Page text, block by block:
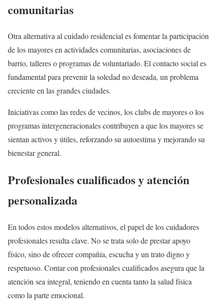
comunitarias
Otra alternativa al cuidado residencial es fomentar la participación
de los mayores en actividades comunitarias, asociaciones de
barrio, talleres o programas de voluntariado. El contacto social es
fundamental para prevenir la soledad no deseada, un problema
creciente en las grandes ciudades.
Iniciativas como las redes de vecinos, los clubs de mayores o los
programas intergeneracionales contribuyen a que los mayores se
sientan activos y útiles, reforzando su autoestima y mejorando su
bienestar general.
Profesionales cualificados y atención
personalizada
En todos estos modelos alternativos, el papel de los cuidadores
profesionales resulta clave. No se trata solo de prestar apoyo
físico, sino de ofrecer compañía, escucha y un trato digno y
respetuoso. Contar con profesionales cualificados asegura que la
atención sea integral, teniendo en cuenta tanto la salud física
como la parte emocional.